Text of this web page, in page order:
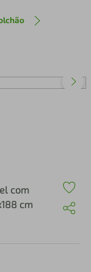
com
cm